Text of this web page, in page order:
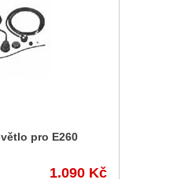
pro E260
1.090 Kč